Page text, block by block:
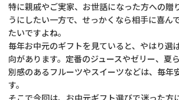
特に親戚やご実家、お世話になった方への贈
うにしたい一方で、せっかくなら相手に喜ん
たいですよね。
毎年お中元のギフトを見ていると、やはり選
向があります。定番のジュースやゼリー、夏
別感のあるフルーツやスイーツなどは、毎年
す。
そこで今回は、お中元ギフト選びで迷った方